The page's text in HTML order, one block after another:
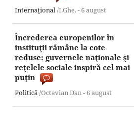
Internaţional /I.Ghe. -6 august
Încrederea europenilor în
instituţii rămâne la cote
reduse: guvernele naţionale şi
reţelele sociale inspiră cel mai
puţin
Politică /Octavian Dan -6 august